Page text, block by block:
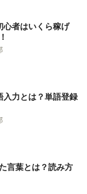
心者はいくら稼げ
入力とは？単語登録
言葉とは？読み方